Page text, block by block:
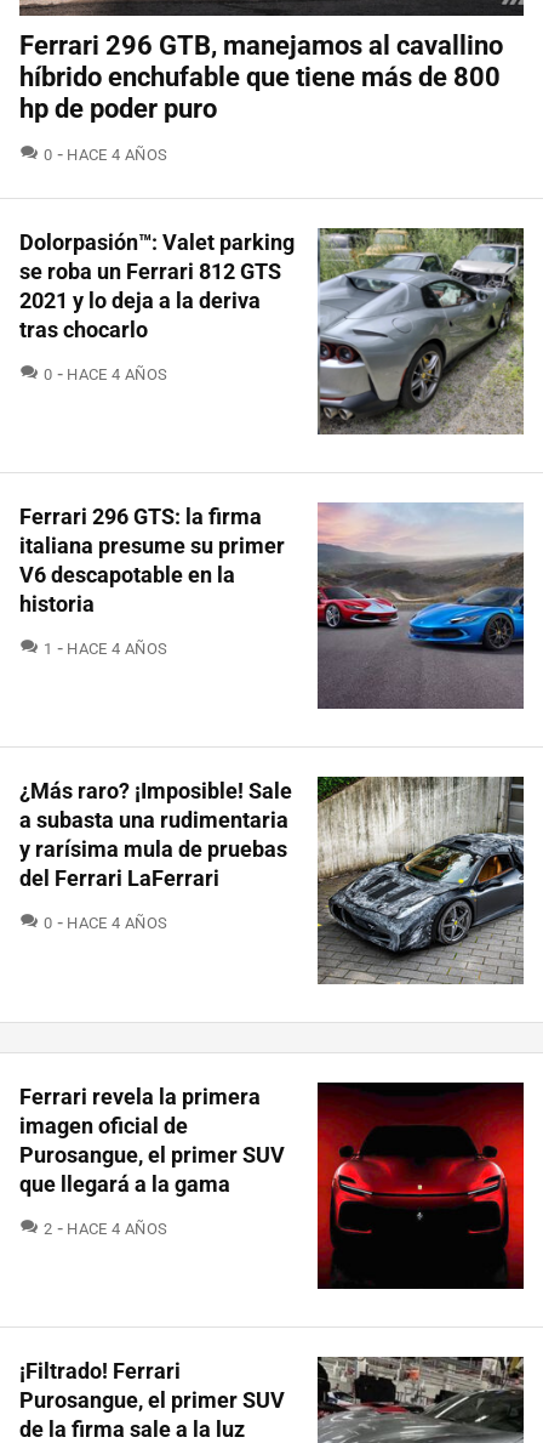
Ferrari 296 GTB, manejamos al cavallino
híbrido enchufable que tiene más de 800
hp de poder puro
0 COMENTARIOS
HACE 4 AÑOS
Dolorpasión™: Valet parking
se roba un Ferrari 812 GTS
2021 y lo deja a la deriva
tras chocarlo
0 COMENTARIOS
HACE 4 AÑOS
Ferrari 296 GTS: la firma
italiana presume su primer
V6 descapotable en la
historia
1 COMENTARIOS
HACE 4 AÑOS
¿Más raro? ¡Imposible! Sale
a subasta una rudimentaria
y rarísima mula de pruebas
del Ferrari LaFerrari
0 COMENTARIOS
HACE 4 AÑOS
Ferrari revela la primera
imagen oficial de
Purosangue, el primer SUV
que llegará a la gama
2 COMENTARIOS
HACE 4 AÑOS
¡Filtrado! Ferrari
Purosangue, el primer SUV
de la firma sale a la luz